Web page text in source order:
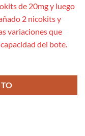
de 20mg y luego
2 nicokits y
variaciones que
del bote.